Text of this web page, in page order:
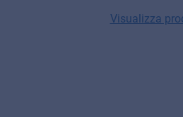
Visualizza